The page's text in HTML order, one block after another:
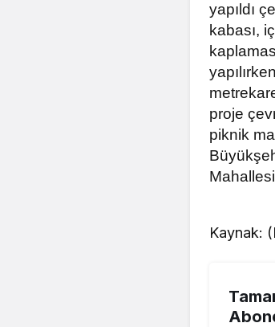
yapıldı
kabası,
proje
piknik
Kaynak: